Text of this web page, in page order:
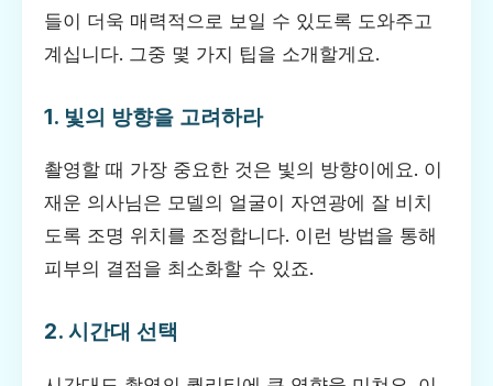
들이 더욱 매력적으로 보일 수 있도록 도와주고
계십니다. 그중 몇 가지 팁을 소개할게요.
1. 빛의 방향을 고려하라
촬영할 때 가장 중요한 것은 빛의 방향이에요. 이
재운 의사님은 모델의 얼굴이 자연광에 잘 비치
도록 조명 위치를 조정합니다. 이런 방법을 통해
피부의 결점을 최소화할 수 있죠.
2. 시간대 선택